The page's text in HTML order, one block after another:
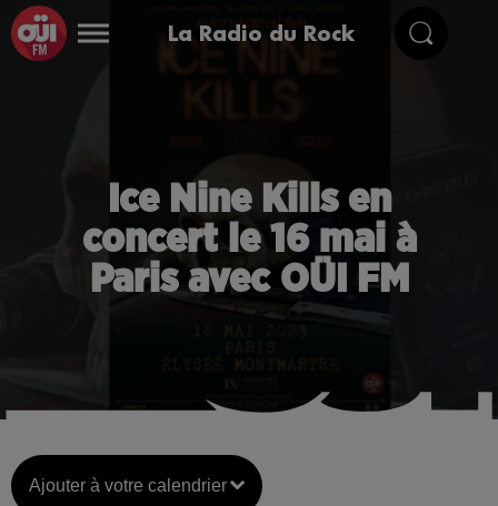
La Radio du Rock
Ice Nine Kills en
concert le 16 mai à
Paris avec OÜI FM
Ajouter à votre calendrier